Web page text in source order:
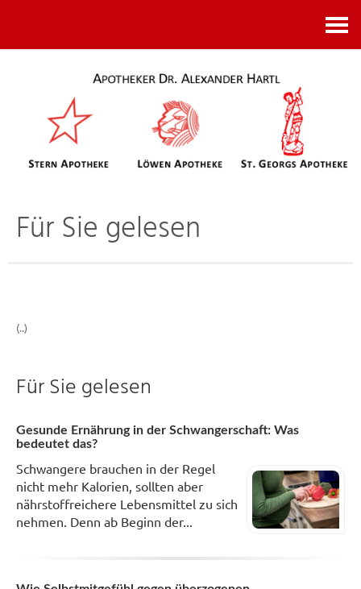
Für Sie gelesen
(..)
Für Sie gelesen
Gesunde Ernährung in der Schwangerschaft: Was
bedeutet das?
Schwangere brauchen in der Regel
nicht mehr Kalorien, sollten aber
nährstoffreichere Lebensmittel zu sich
nehmen. Denn ab Beginn der...